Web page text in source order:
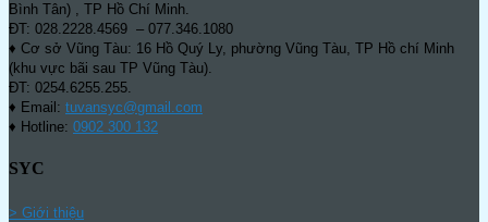
Bình Tân) , TP Hồ Chí Minh.
ĐT: 028.2228.4569 – 077.346.1080
♦ Cơ sở Vũng Tàu: 16 Hồ Quý Ly, phường Vũng Tàu, TP Hồ chí Minh
(khu vực bãi sau TP Vũng Tàu).
ĐT: 0254.6255.255.
♦ Email: tuvansyc@gmail.com
♦ Hotline: 0902 300 132
SYC
> Giới thiệu